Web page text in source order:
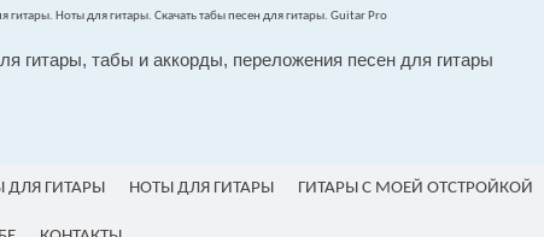
гитары, табы и аккорды, переложения песен для гитары
ДЛЯ ГИТАРЫ НОТЫ ДЛЯ ГИТАРЫ ГИТАРЫ С МОЕЙ ОТСТРОЙКОЙ